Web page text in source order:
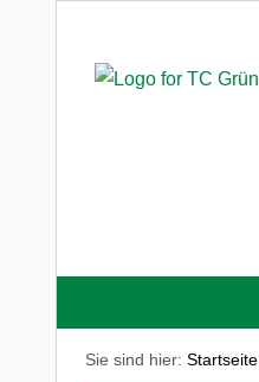
Sie sind hier: Startseite